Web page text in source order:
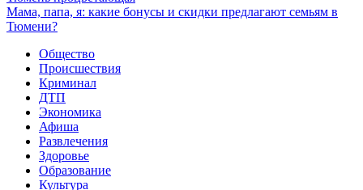
Мама, папа, я: какие бонусы и скидки предлагают семьям в
Тюмени?
Общество
Происшествия
Криминал
ДТП
Экономика
Афиша
Развлечения
Здоровье
Образование
Культура